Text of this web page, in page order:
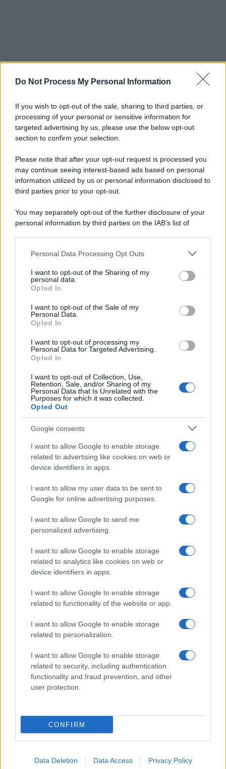
Do Not Process My Personal Information
If you wish to opt-out of the sale, sharing to third parties, or
processing of your personal or sensitive information for
targeted advertising by us, please use the below opt-out
section to confirm your selection.
Please note that after your opt-out request is processed you
may continue seeing interest-based ads based on personal
information utilized by us or personal information disclosed to
third parties prior to your opt-out.
You may separately opt-out of the further disclosure of your
personal information by third parties on the IAB’s list of
This information may also be disclosed by us to third parties
disclose it to other third parties.
Please note that this website/app uses one or more Google
services and may gather and store information including but
not limited to your visit or usage behaviour. You may click to
grant or deny consent to Google and its third-party tags to
consent section.
Personal Data Processing Opt Outs
I want to opt-out of the Sharing of my
personal data.
Opted In
I want to opt-out of the Sale of my
Personal Data.
Opted In
I want to opt-out of processing my
Personal Data for Targeted Advertising.
Opted In
I want to opt-out of Collection, Use,
Retention, Sale, and/or Sharing of my
Personal Data that Is Unrelated with the
Purposes for which it was collected.
Opted Out
Google consents
I want to allow Google to enable storage
related to advertising like cookies on web or
device identifiers in apps.
I want to allow my user data to be sent to
Google for online advertising purposes.
I want to allow Google to send me
personalized advertising.
I want to allow Google to enable storage
related to analytics like cookies on web or
device identifiers in apps.
I want to allow Google to enable storage
related to functionality of the website or app.
I want to allow Google to enable storage
related to personalization.
I want to allow Google to enable storage
related to security, including authentication
functionality and fraud prevention, and other
user protection.
CONFIRM
Data Deletion Data Access Privacy Policy